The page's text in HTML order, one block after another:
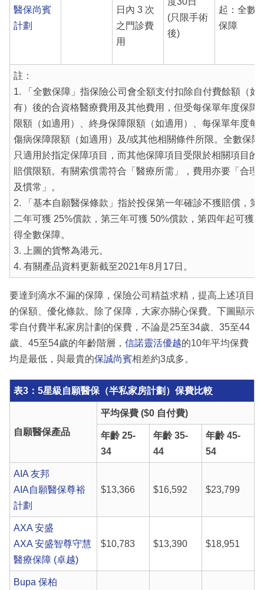
醫保尚賓
計劃
日內 3 次
之門診費
用
(只限手術
後)
起：全數
保障
註：
1. 「全數保障」指保險公司會全額支付扣除自付費餘額（如
有）後的合資格醫療費用及其他費用，但受每保單年度保障
限額（如適用）、終身保障限額（如適用）、每保單年度每
傷病保障限額（如適用）及/或其他相關條件所限。全數保障
只適用於指定保障項目，而其他保障項目受限於相關項目的
賠償限額。有關索償需符合「醫療所需」，費用亦要「合理
及慣常」。
2. 「基本自願醫保條款」指於投保第一年確診不獲賠償，第
二年可獲 25%償款，第三年可獲 50%償款，第四年起可獲
得全數保障。
3. 上圖的貨幣為港元。
4. 有關產品資料更新截至2021年8月17日。
要達到滴水不漏的保障，保險公司精益求精，提高上述項目
的保額、優化條款。除了保障，大家亦關心保費。下圖顯示
零自付費半私家房計劃的保費，不論是25至34歲、35至44
歲、45至54歲的年齡階層， 信諾靈活優越的10年平均保費
均是最低，與最貴的保誠尚賓相差約3成多。
表3：5星級自願醫保（半私家房計劃）保費比較
自願醫保產品
平均保費 ($0 自付費)
年齡 25-
34
年齡 35-
44
年齡 45-
54
AIA 友邦
AIA自願醫保尊裕
計劃
$13,366 $16,592 $23,799
AXA 安盛
AXA 安盛智尊守慧
醫療保障 (卓越)
$10,783 $13,390 $18,951
Bupa 保柏